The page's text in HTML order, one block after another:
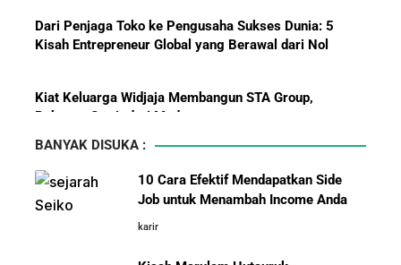
Bisnis-Bisnis dan Pendapatan
Achraf Hakimi, Bintang Sepak
Menaklukkan Eropa
Investor Asing Incar Take Over
Kisah Entrepreneur Global yang Berawal dari Nol
Raksasa Sawit dari Medan
5 Karakter yang Membuat Bisnis Tidak Pernah Maju,
Wajib Dihindari Pengusaha
10 Hambatan Utama Pemasaran yang Tidak Bisa
BANYAK DISUKA :
10 Cara Efektif Mendapatkan Side
Job untuk Menambah Income Anda
karir